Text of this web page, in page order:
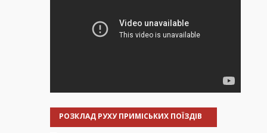
РОЗКЛАД РУХУ ПРИМІСЬКИХ ПОЇЗДІВ